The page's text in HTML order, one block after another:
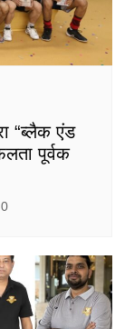
“ब्लैक एंड
पूर्वक
0